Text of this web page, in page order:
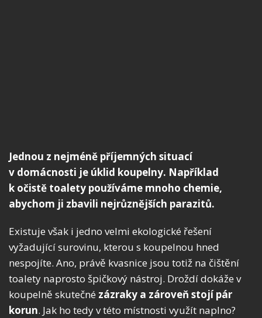
Jednou z nejméně příjemných situací
v domácnosti je úklid koupelny. Například
k očistě toalety používáme mnoho chemie,
abychom ji zbavili nejrůznějších parazitů.
Existuje však i jedno velmi ekologické řešení
vyžadující surovinu, kterou s koupelnou hned
nespojíte. Ano, právě kvasnice jsou totiž na čištění
toalety naprosto špičkový nástroj. Droždí dokáže v
koupelně skutečné zázraky a zároveň stojí pár
korun. Jak ho tedy v této místnosti využít naplno?